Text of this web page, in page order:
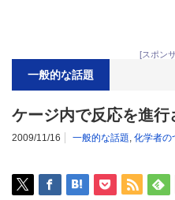
[スポン
一般的な話題
ケージ内で反応を進
2009/11/16 一般的な話題, 化学者の